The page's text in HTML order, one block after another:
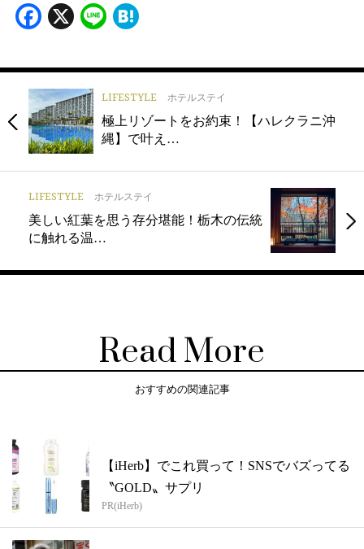
Facebook
X Line
LIFESTYLE ホテルステイ
極上リゾートをお約束！【ハレクラニ沖
縄】で叶え…
LIFESTYLE ホテルステイ
美しい紅葉を思う存分堪能！栃木の伝統
に触れる温…
Read More
おすすめの関連記事
【iHerb】でこれ買って！SNSでバズってる
〝GOLD〟サプリ
PR(iHerb)